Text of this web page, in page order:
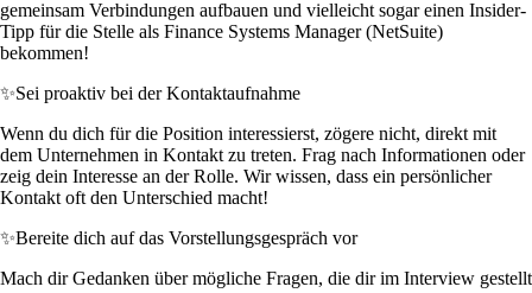
gemeinsam Verbindungen aufbauen und vielleicht sogar einen Insider-
Tipp für die Stelle als Finance Systems Manager (NetSuite)
bekommen!
✨Sei proaktiv bei der Kontaktaufnahme
Wenn du dich für die Position interessierst, zögere nicht, direkt mit
dem Unternehmen in Kontakt zu treten. Frag nach Informationen oder
zeig dein Interesse an der Rolle. Wir wissen, dass ein persönlicher
Kontakt oft den Unterschied macht!
✨Bereite dich auf das Vorstellungsgespräch vor
Mach dir Gedanken über mögliche Fragen, die dir im Interview gestellt